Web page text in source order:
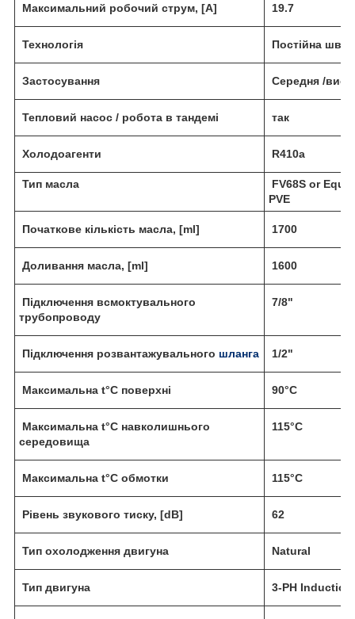
Максимальний робочий струм, [А] 19.7
Технологія Постійна
Застосування Середня /
Тепловий насос / робота в тандемі так
Холодоагенти R410a
Тип масла
FV68S or
PVE
Початкове кількість масла, [ml] 1700
Доливання масла, [ml] 1600
Підключення всмоктувального
трубопроводу
7/8"
Підключення розвантажувального шланга 1/2"
Максимальна t°C поверхні 90°C
Максимальна t°C навколишнього
середовища
115°C
Максимальна t°C обмотки 115°C
Рівень звукового тиску, [dB] 62
Тип охолодження двигуна Natural
Тип двигуна 3-PH